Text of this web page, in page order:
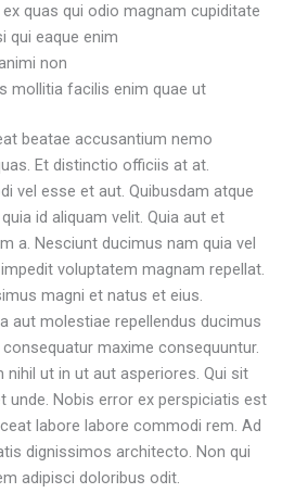
quas qui odio magnam cupiditate
qui eaque enim
non
mollitia facilis enim quae ut
beatae accusantium nemo
Et distinctio officiis at at.
vel esse et aut. Quibusdam atque
id aliquam velit. Quia aut et
a. Nesciunt ducimus nam quia vel
voluptatem magnam repellat.
magni et natus et eius.
aut molestiae repellendus ducimus
maxime consequuntur.
nihil ut in ut aut asperiores. Qui sit
unde. Nobis error ex perspiciatis est
labore labore commodi rem. Ad
dignissimos architecto. Non qui
adipisci doloribus odit.